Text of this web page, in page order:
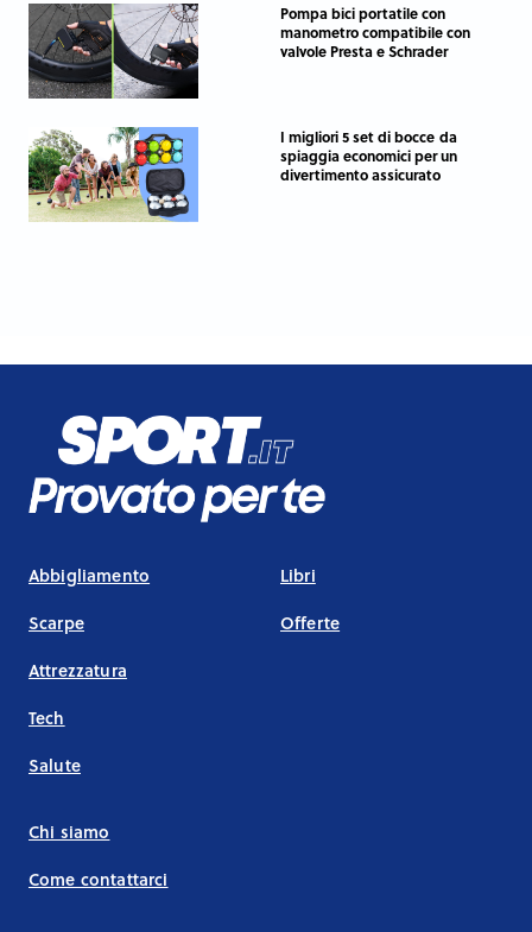
Pompa bici portatile con
manometro compatibile con
valvole Presta e Schrader
I migliori 5 set di bocce da
spiaggia economici per un
divertimento assicurato
Abbigliamento
Scarpe
Attrezzatura
Tech
Salute
Libri
Offerte
Chi siamo
Come contattarci